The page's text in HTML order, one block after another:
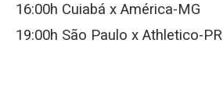
16:00h Cuiabá x América-MG
19:00h São Paulo x Athletico-PR